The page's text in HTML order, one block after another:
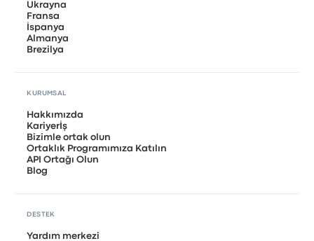
Ukrayna
Fransa
İspanya
Almanya
Brezilya
KURUMSAL
Hakkımızda
Kariyerİş
Bizimle ortak olun
Ortaklık Programımıza Katılın
API Ortağı Olun
Blog
DESTEK
Yardım merkezi